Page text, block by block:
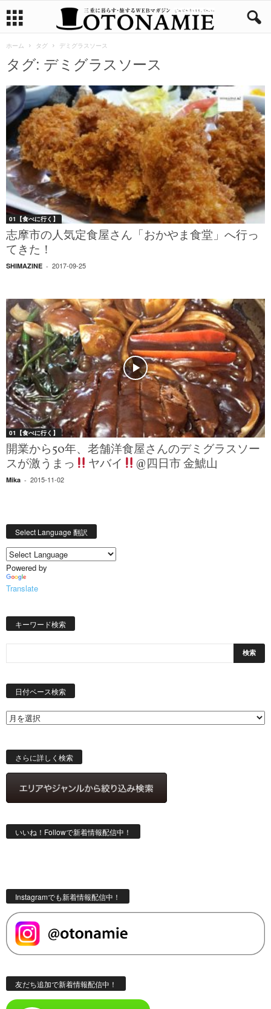
ホーム タグ デミグラスソース
タグ: デミグラスソース
01【食べに行く】
志摩市の人気定食屋さん「おかやま食堂」へ行っ
てきた！
SHIMAZINE - 2017-09-25
01【食べに行く】
開業から50年、老舗洋食屋さんのデミグラスソー
スが激うまっ
ヤバイ @四日市 金鯱山
Mika - 2015-11-02
Select Language 翻訳
Powered by
Translate
キーワード検索
日付ベース検索
索
さらに詳しく検索
いいね！Followで新着情報配信中！
Instagramでも新着情報配信中！
友だち追加で新着情報配信中！